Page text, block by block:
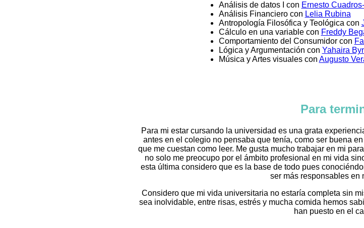
Análisis de datos I con Ernesto
Análisis Financiero con Lelia Rubina
Antropología Filosófica y Teológica con
Cálculo en una variable con Freddy
Comportamiento del Consumidor con
Lógica y Argumentación con Yahaira
Música y Artes visuales con Augusto
Para
Para mi estar cursando la universidad es una grata
antes en el colegio no pensaba que tenía, como ser buena
que me cuestan como leer. Me gusta mucho trabajar en mi
no solo me preocupo por el ámbito profesional en mi vida
esta última considero que es la base de todo pues
ser más responsables en
Considero que mi vida universitaria no estaría completa sin
sea inolvidable, entre risas, estrés y mucha comida hemos
han puesto en el